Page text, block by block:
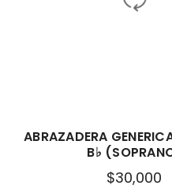
ABRAZADERA
B♭
$30,000